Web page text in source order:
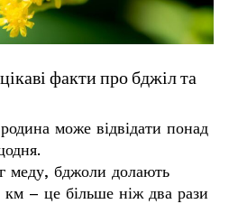
Go To Shop
факти про бджіл та
може відвідати понад
.
меду, бджоли долають
км– це більше ніж два рази